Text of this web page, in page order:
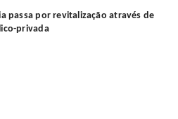
passa por revitalização através de
privada